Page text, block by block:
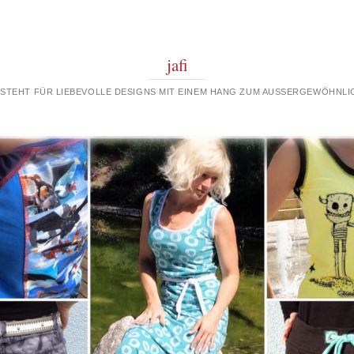
jafi
FÜR LIEBEVOLLE DESIGNS MIT EINEM HANG ZUM